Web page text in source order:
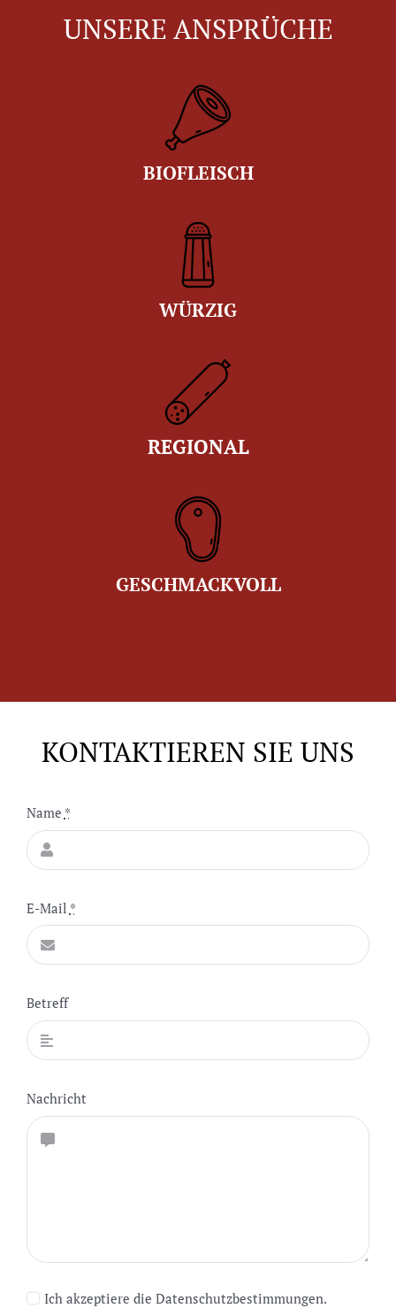
UNSERE ANSPRÜCHE
BIOFLEISCH
WÜRZIG
REGIONAL
GESCHMACKVOLL
KONTAKTIEREN SIE UNS
Name *
E-Mail *
Betreff
Nachricht
Ich akzeptiere die Datenschutzbestimmungen.